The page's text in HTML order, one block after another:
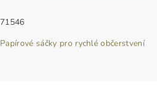
71546
Papírové sáčky pro rychlé občerstvení